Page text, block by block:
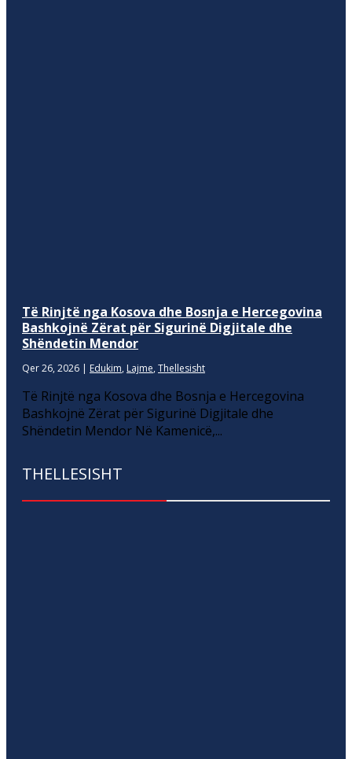
Të Rinjtë nga Kosova dhe Bosnja e Hercegovina
Bashkojnë Zërat për Sigurinë Digjitale dhe
Shëndetin Mendor
Qer 26, 2026 | Edukim, Lajme, Thellesisht
Të Rinjtë nga Kosova dhe Bosnja e Hercegovina
Bashkojnë Zërat për Sigurinë Digjitale dhe
Shëndetin Mendor Në Kamenicë,...
THELLESISHT